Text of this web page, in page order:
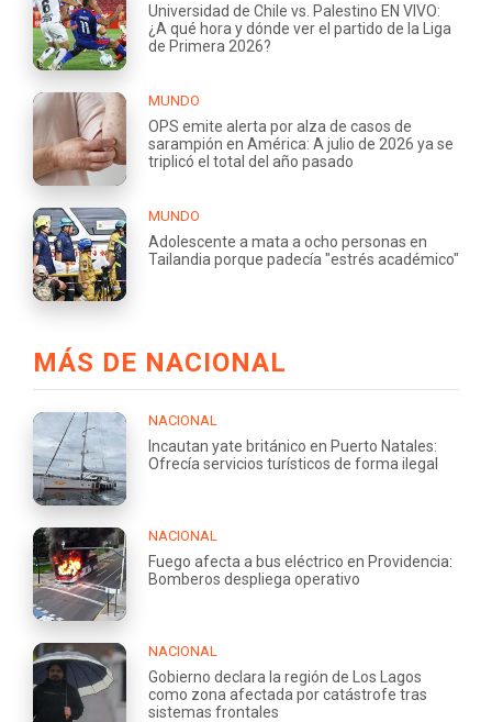
Universidad de Chile vs. Palestino EN VIVO:
¿A qué hora y dónde ver el partido de la Liga
de Primera 2026?
MUNDO
OPS emite alerta por alza de casos de
sarampión en América: A julio de 2026 ya se
triplicó el total del año pasado
MUNDO
Adolescente a mata a ocho personas en
Tailandia porque padecía "estrés académico"
MÁS DE NACIONAL
NACIONAL
Incautan yate británico en Puerto Natales:
Ofrecía servicios turísticos de forma ilegal
NACIONAL
Fuego afecta a bus eléctrico en Providencia:
Bomberos despliega operativo
NACIONAL
Gobierno declara la región de Los Lagos
como zona afectada por catástrofe tras
sistemas frontales